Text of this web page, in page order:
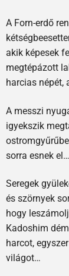
A Forn-erdő
akik képesek
megtépázott
harcias népét,
A messzi
igyekszik
sorra esnek el…
Seregek
és szörnyek
hogy
Kadoshim
harcot,
világot…